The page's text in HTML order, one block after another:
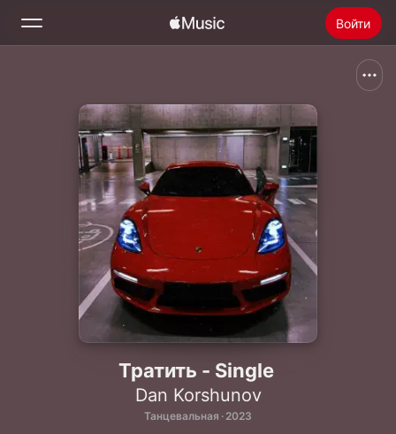
Войти
Главная
Радио
Установить Apple Music
Тратить - Single
Dan Korshunov
Танцевальная · 2023